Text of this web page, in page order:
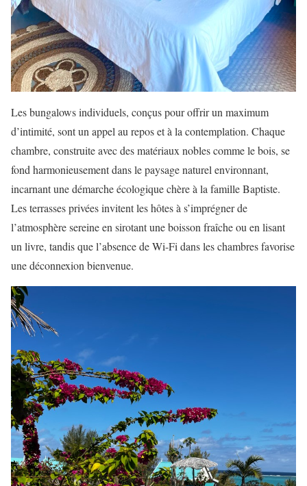
Les bungalows individuels, conçus pour offrir un maximum
d’intimité, sont un appel au repos et à la contemplation. Chaque
chambre, construite avec des matériaux nobles comme le bois, se
fond harmonieusement dans le paysage naturel environnant,
incarnant une démarche écologique chère à la famille Baptiste.
Les terrasses privées invitent les hôtes à s’imprégner de
l’atmosphère sereine en sirotant une boisson fraîche ou en lisant
un livre, tandis que l’absence de Wi-Fi dans les chambres favorise
une déconnexion bienvenue.